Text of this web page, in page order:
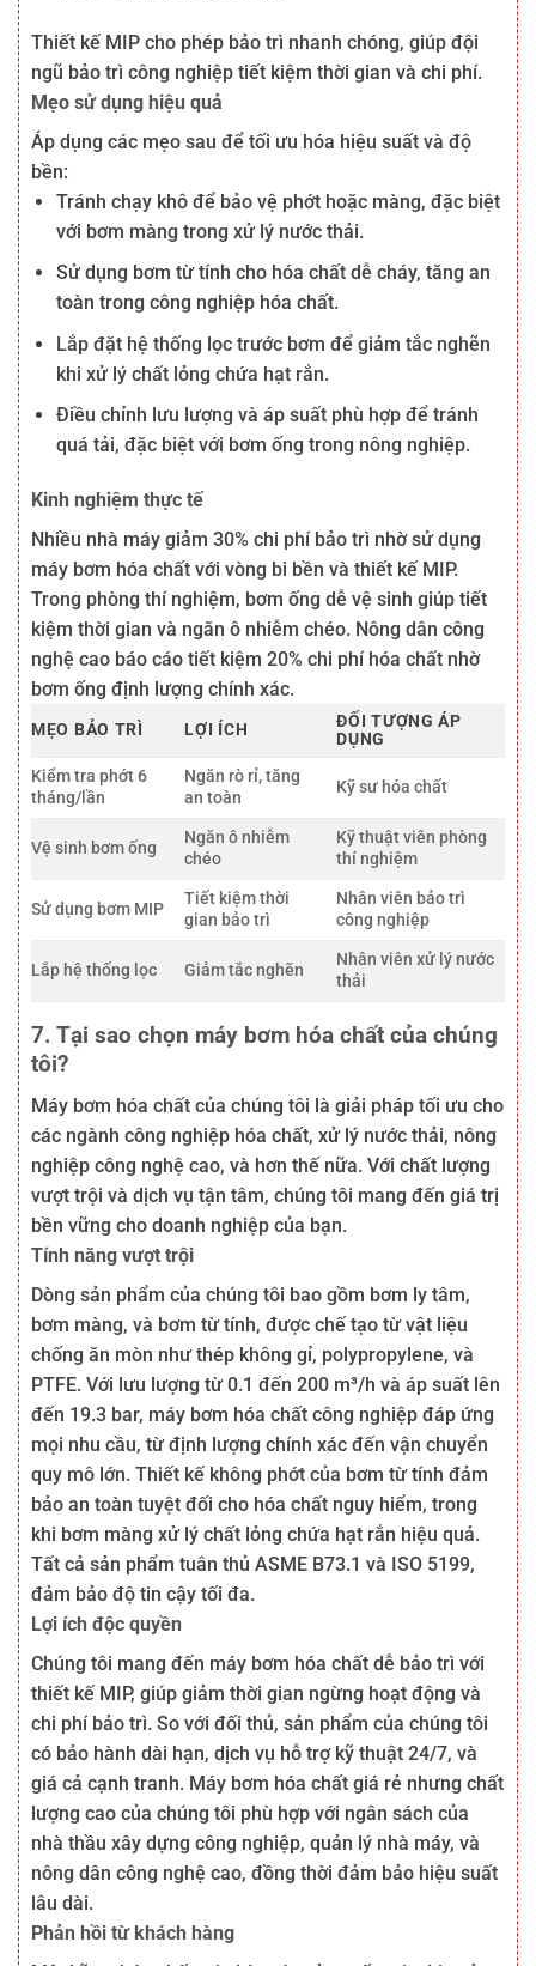
Thiết kế MIP cho phép bảo trì nhanh chóng, giúp đội
ngũ bảo trì công nghiệp tiết kiệm thời gian và chi phí.
Mẹo sử dụng hiệu quả
Áp dụng các mẹo sau để tối ưu hóa hiệu suất và độ
bền:
Tránh chạy khô để bảo vệ phớt hoặc màng, đặc biệt
với bơm màng trong xử lý nước thải.
Sử dụng bơm từ tính cho hóa chất dễ cháy, tăng an
toàn trong công nghiệp hóa chất.
Lắp đặt hệ thống lọc trước bơm để giảm tắc nghẽn
khi xử lý chất lỏng chứa hạt rắn.
Điều chỉnh lưu lượng và áp suất phù hợp để tránh
quá tải, đặc biệt với bơm ống trong nông nghiệp.
Kinh nghiệm thực tế
Nhiều nhà máy giảm 30% chi phí bảo trì nhờ sử dụng
máy bơm hóa chất với vòng bi bền và thiết kế MIP.
Trong phòng thí nghiệm, bơm ống dễ vệ sinh giúp tiết
kiệm thời gian và ngăn ô nhiễm chéo. Nông dân công
nghệ cao báo cáo tiết kiệm 20% chi phí hóa chất nhờ
bơm ống định lượng chính xác.
MẸO BẢO TRÌ LỢI ÍCH
ĐỐI TƯỢNG ÁP
DỤNG
Kiểm tra phớt 6
tháng/lần
Ngăn rò rỉ, tăng
an toàn
Kỹ sư hóa chất
Vệ sinh bơm ống
Ngăn ô nhiễm
chéo
Kỹ thuật viên phòng
thí nghiệm
Sử dụng bơm MIP
Tiết kiệm thời
gian bảo trì
Nhân viên bảo trì
công nghiệp
Lắp hệ thống lọc Giảm tắc nghẽn
Nhân viên xử lý nước
thải
7. Tại sao chọn máy bơm hóa chất của chúng
tôi?
Máy bơm hóa chất của chúng tôi là giải pháp tối ưu cho
các ngành công nghiệp hóa chất, xử lý nước thải, nông
nghiệp công nghệ cao, và hơn thế nữa. Với chất lượng
vượt trội và dịch vụ tận tâm, chúng tôi mang đến giá trị
bền vững cho doanh nghiệp của bạn.
Tính năng vượt trội
Dòng sản phẩm của chúng tôi bao gồm bơm ly tâm,
bơm màng, và bơm từ tính, được chế tạo từ vật liệu
chống ăn mòn như thép không gỉ, polypropylene, và
PTFE. Với lưu lượng từ 0.1 đến 200 m³/h và áp suất lên
đến 19.3 bar, máy bơm hóa chất công nghiệp đáp ứng
mọi nhu cầu, từ định lượng chính xác đến vận chuyển
quy mô lớn. Thiết kế không phớt của bơm từ tính đảm
bảo an toàn tuyệt đối cho hóa chất nguy hiểm, trong
khi bơm màng xử lý chất lỏng chứa hạt rắn hiệu quả.
Tất cả sản phẩm tuân thủ ASME B73.1 và ISO 5199,
đảm bảo độ tin cậy tối đa.
Lợi ích độc quyền
Chúng tôi mang đến máy bơm hóa chất dễ bảo trì với
thiết kế MIP, giúp giảm thời gian ngừng hoạt động và
chi phí bảo trì. So với đối thủ, sản phẩm của chúng tôi
có bảo hành dài hạn, dịch vụ hỗ trợ kỹ thuật 24/7, và
giá cả cạnh tranh. Máy bơm hóa chất giá rẻ nhưng chất
lượng cao của chúng tôi phù hợp với ngân sách của
nhà thầu xây dựng công nghiệp, quản lý nhà máy, và
nông dân công nghệ cao, đồng thời đảm bảo hiệu suất
lâu dài.
Phản hồi từ khách hàng